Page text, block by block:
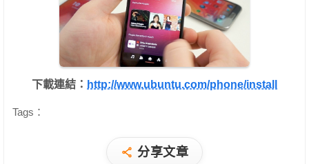
下載連結： http://www.ubuntu.com/phone/install
Tags：
分享文章